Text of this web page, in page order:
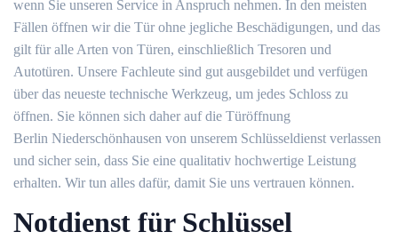
wenn Sie unseren Service in Anspruch nehmen. In den meisten
Fällen öffnen wir die Tür ohne jegliche Beschädigungen, und das
gilt für alle Arten von Türen, einschließlich Tresoren und
Autotüren. Unsere Fachleute sind gut ausgebildet und verfügen
über das neueste technische Werkzeug, um jedes Schloss zu
öffnen. Sie können sich daher auf die Türöffnung
Berlin Niederschönhausen von unserem Schlüsseldienst verlassen
und sicher sein, dass Sie eine qualitativ hochwertige Leistung
erhalten. Wir tun alles dafür, damit Sie uns vertrauen können.
Notdienst für Schlüssel